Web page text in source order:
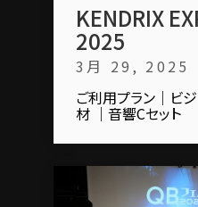
KENDRIX
2025
3月 29, 2025
ご利用プラン｜ビ
材 ｜音響C